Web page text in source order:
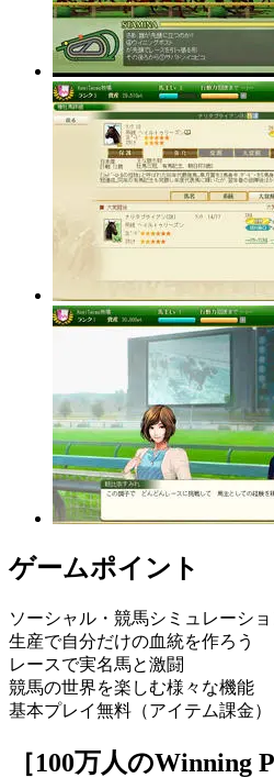
ゲームポイント
ソーシャル・競馬シミュレーショ
生産で自分だけの血統を作ろう
レースで実名馬と激闘
競馬の世界を楽しむ様々な機能
基本プレイ無料（アイテム課金）
［100万人のWinning